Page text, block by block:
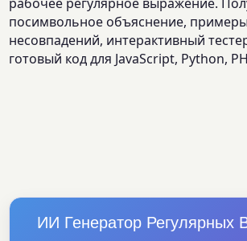
посимвольное объяснение,
несовпадений, интерактивный
готовый код для JavaScript, Python,
ИИ Генератор Регулярных